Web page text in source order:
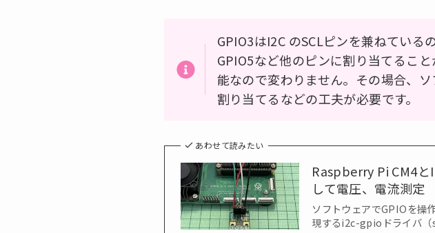
GPIO3はI2C のSCLピンを兼ねてい
GPIO5など他のピンに割り当てるこ
能なので変わりません。その場合、
割り当てるなどの工夫が必要です。
あわせて読みたい
Raspberry Pi CM4
して電圧、電流測定
ソフトウェアでGPIOを操
現するi2c-gpioドライバ